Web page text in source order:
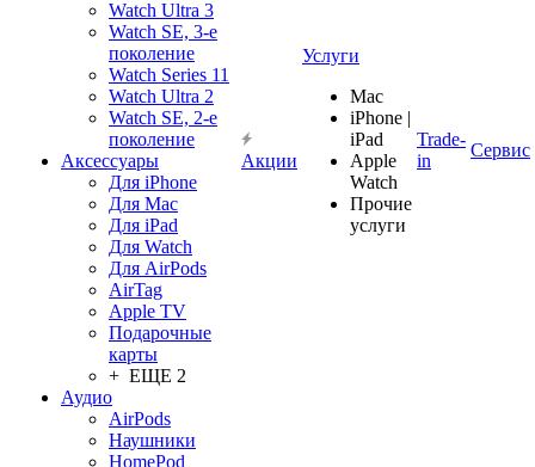
Watch Ultra 3
Watch SE, 3-е
поколение
Watch Series 11
Watch Ultra 2
Watch SE, 2-е
поколение
Аксессуары
Для iPhone
Для Mac
Для iPad
Для Watch
Для AirPods
AirTag
Apple TV
Подарочные
карты
+ ЕЩЕ 2
Аудио
AirPods
Наушники
HomePod
Акции
Услуги
Mac
iPhone |
iPad
Apple
Watch
Прочие
услуги
Trade-
in
Сервис